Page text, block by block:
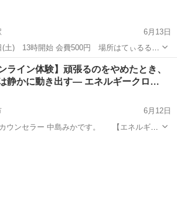
6月13日
(土) 13時開始 会費500円 場所はてぃるる2
年目の読書会です。 本が好きな人や本に関す
るかもしれません。 お気軽にご参加をお待ち
駅 その他 読書会
ライン体験】頑張るのをやめたとき、
静かに動き出す― エネルギークロ…
6月12日
ラー 中島みかです。 【エネルギー